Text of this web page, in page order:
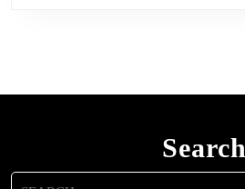
Search
Search